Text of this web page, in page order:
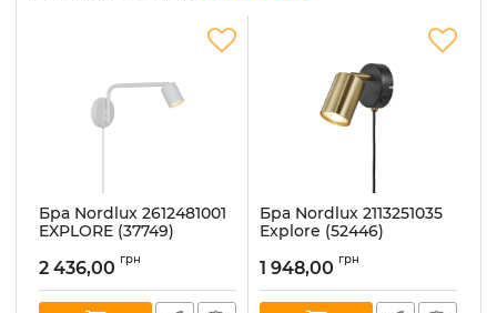
Бра Nordlux 2612481001
EXPLORE (37749)
В наявності:
2 436,00 грн
Бра Nordlux 2113251035
Explore (52446)
В наявності:
1 948,00 грн